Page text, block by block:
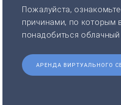
Пожалуйста,
причинами, по которым
понадобиться
АРЕНДА ВИРТУАЛЬНОГО